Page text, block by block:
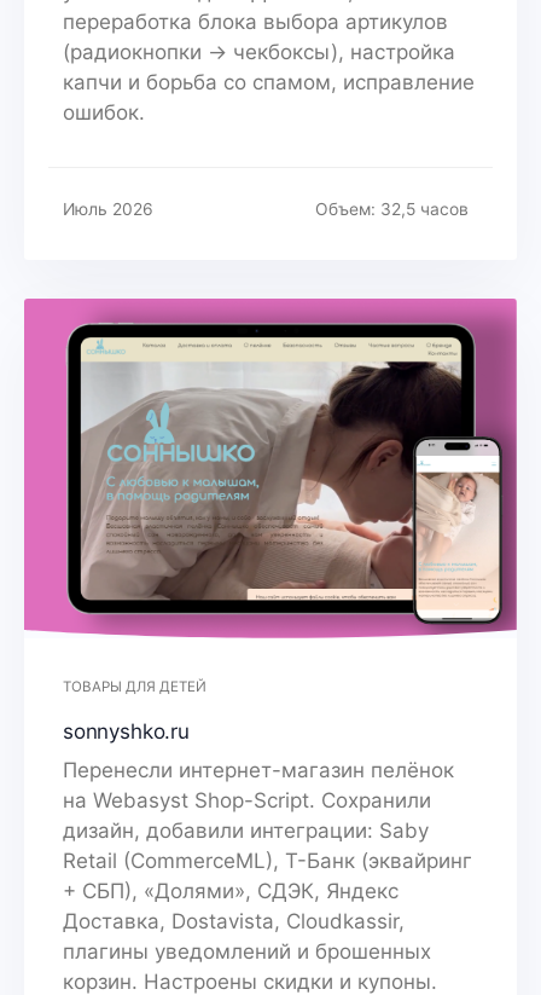
переработка блока выбора артикулов
(радиокнопки → чекбоксы), настройка
капчи и борьба со спамом, исправление
ошибок.
Июль 2026 Объем: 32,5 часов
ТОВАРЫ ДЛЯ ДЕТЕЙ
sonnyshko.ru
Перенесли интернет-магазин пелёнок
на Webasyst Shop-Script. Сохранили
дизайн, добавили интеграции: Saby
Retail (CommerceML), Т-Банк (эквайринг
+ СБП), «Долями», СДЭК, Яндекс
Доставка, Dostavista, Cloudkassir,
плагины уведомлений и брошенных
корзин. Настроены скидки и купоны.